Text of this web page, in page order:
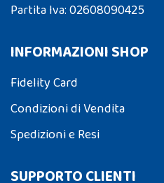
Partita Iva: 02608090425
INFORMAZIONI SHOP
Fidelity Card
Condizioni di Vendita
Spedizioni e Resi
SUPPORTO CLIENTI